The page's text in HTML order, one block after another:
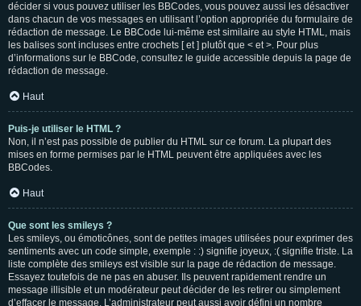
décider si vous pouvez utiliser les BBCodes, vous pouvez aussi les désactiver
dans chacun de vos messages en utilisant l’option appropriée du formulaire de
rédaction de message. Le BBCode lui-même est similaire au style HTML, mais
les balises sont incluses entre crochets [ et ] plutôt que < et >. Pour plus
d’informations sur le BBCode, consultez le guide accessible depuis la page de
rédaction de message.
Haut
Puis-je utiliser le HTML ?
Non, il n’est pas possible de publier du HTML sur ce forum. La plupart des
mises en forme permises par le HTML peuvent être appliquées avec les
BBCodes.
Haut
Que sont les smileys ?
Les smileys, ou émoticônes, sont de petites images utilisées pour exprimer des
sentiments avec un code simple, exemple : :) signifie joyeux, :( signifie triste. La
liste complète des smileys est visible sur la page de rédaction de message.
Essayez toutefois de ne pas en abuser. Ils peuvent rapidement rendre un
message illisible et un modérateur peut décider de les retirer ou simplement
d’effacer le message. L’administrateur peut aussi avoir défini un nombre